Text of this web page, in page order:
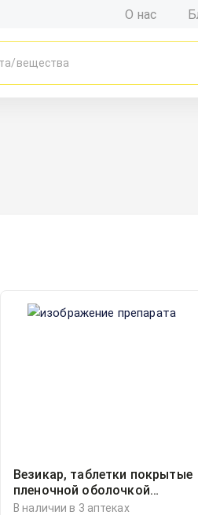
О нас
Везикар, таблетки покрытые
пленочной оболочкой
5миллиграмм блистер, 30,
В наличии в 3 аптеках